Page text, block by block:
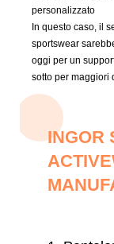
personalizzato
In questo caso, il
sportswear
oggi per un
sotto per maggiori
INGOR